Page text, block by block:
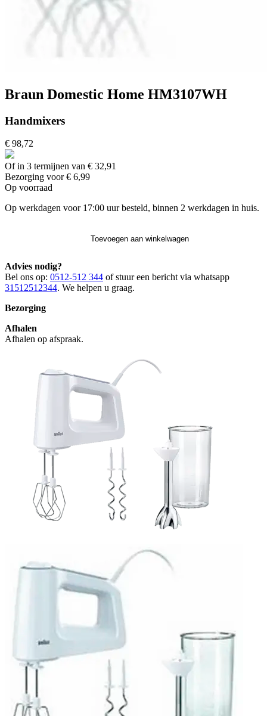
Braun Domestic Home HM3107WH
Handmixers
€ 98,72
Of in 3 termijnen van € 32,91
Bezorging voor € 6,99
Op voorraad
Op werkdagen voor 17:00 uur besteld, binnen 2 werkdagen in huis.
Toevoegen aan winkelwagen
Advies nodig?
Bel ons op: 0512-512 344 of stuur een bericht via whatsapp
31512512344. We helpen u graag.
Bezorging
Afhalen
Afhalen op afspraak.